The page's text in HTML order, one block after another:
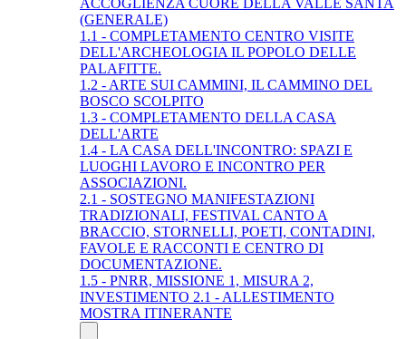
(GENERALE)
1.1 - COMPLETAMENTO CENTRO VISITE
DELL'ARCHEOLOGIA IL POPOLO DELLE
PALAFITTE.
1.2 - ARTE SUI CAMMINI, IL CAMMINO DEL
BOSCO SCOLPITO
1.3 - COMPLETAMENTO DELLA CASA
DELL'ARTE
1.4 - LA CASA DELL'INCONTRO: SPAZI E
LUOGHI LAVORO E INCONTRO PER
ASSOCIAZIONI.
2.1 - SOSTEGNO MANIFESTAZIONI
TRADIZIONALI, FESTIVAL CANTO A
BRACCIO, STORNELLI, POETI, CONTADINI,
FAVOLE E RACCONTI E CENTRO DI
DOCUMENTAZIONE.
1.5 - PNRR, MISSIONE 1, MISURA 2,
INVESTIMENTO 2.1 - ALLESTIMENTO
MOSTRA ITINERANTE